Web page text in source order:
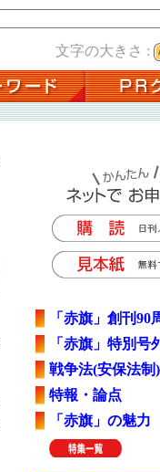
文字の大きさ :
「赤旗」創刊90
「赤旗」特別号
戦争法(安保法制)
特報・論点
「赤旗」の魅力